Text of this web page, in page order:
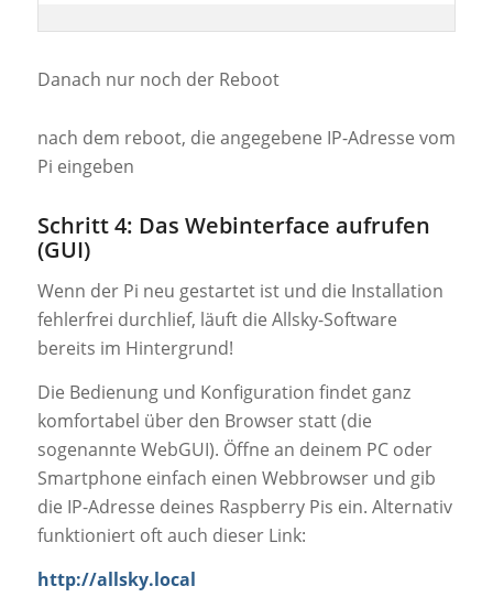
Danach nur noch der Reboot
nach dem reboot, die angegebene IP-Adresse vom
Pi eingeben
Schritt 4: Das Webinterface aufrufen
(GUI)
Wenn der Pi neu gestartet ist und die Installation
fehlerfrei durchlief, läuft die Allsky-Software
bereits im Hintergrund!
Die Bedienung und Konfiguration findet ganz
komfortabel über den Browser statt (die
sogenannte WebGUI). Öffne an deinem PC oder
Smartphone einfach einen Webbrowser und gib
die IP-Adresse deines Raspberry Pis ein. Alternativ
funktioniert oft auch dieser Link:
http://allsky.local